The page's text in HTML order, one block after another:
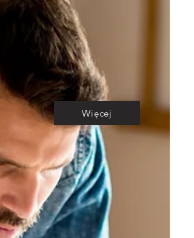
Więcej